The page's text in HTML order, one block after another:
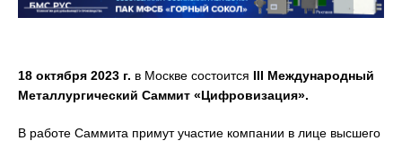
18 октября 2023 г. в Москве состоится III Международный
Металлургический Саммит «Цифровизация».
В работе Саммита примут участие компании в лице высшего